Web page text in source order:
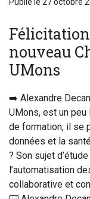
Publié le 27 octobre
nouveau
UMons
➡️ Alexandre
UMons, est un
de formation, il se
données et la
? Son sujet
l’automatisation
collaborative et